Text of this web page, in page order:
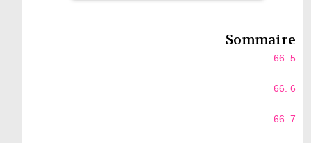
Sommaire
66. 5
66. 6
66. 7